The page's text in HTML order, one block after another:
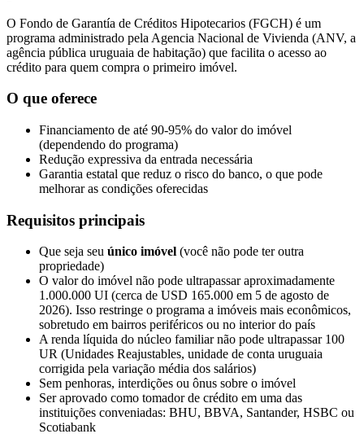
O Fondo de Garantía de Créditos Hipotecarios (FGCH) é um
programa administrado pela Agencia Nacional de Vivienda (ANV, a
agência pública uruguaia de habitação) que facilita o acesso ao
crédito para quem compra o primeiro imóvel.
O que oferece
Financiamento de até 90-95% do valor do imóvel
(dependendo do programa)
Redução expressiva da entrada necessária
Garantia estatal que reduz o risco do banco, o que pode
melhorar as condições oferecidas
Requisitos principais
Que seja seu único imóvel (você não pode ter outra
propriedade)
O valor do imóvel não pode ultrapassar aproximadamente
1.000.000 UI (cerca de USD 165.000 em 5 de agosto de
2026). Isso restringe o programa a imóveis mais econômicos,
sobretudo em bairros periféricos ou no interior do país
A renda líquida do núcleo familiar não pode ultrapassar 100
UR (Unidades Reajustables, unidade de conta uruguaia
corrigida pela variação média dos salários)
Sem penhoras, interdições ou ônus sobre o imóvel
Ser aprovado como tomador de crédito em uma das
instituições conveniadas: BHU, BBVA, Santander, HSBC ou
Scotiabank